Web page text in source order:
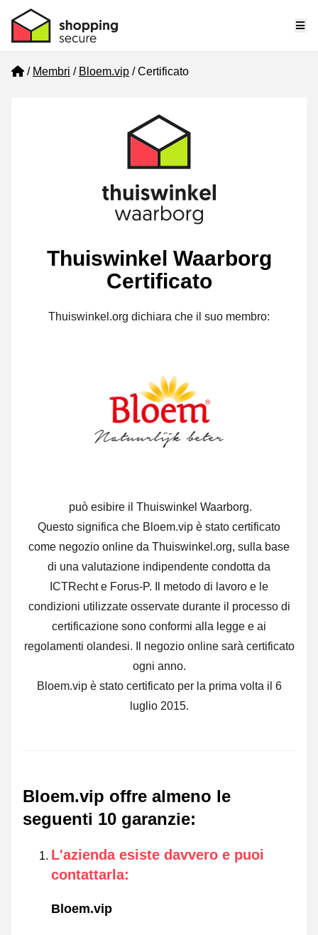
Home
Membri Bloem.vip Certificato
Thuiswinkel Waarborg
Certificato
Thuiswinkel.org dichiara che il suo membro:
può esibire il Thuiswinkel Waarborg.
Questo significa che Bloem.vip è stato certificato
come negozio online da Thuiswinkel.org, sulla base
di una valutazione indipendente condotta da
ICTRecht e Forus-P. Il metodo di lavoro e le
condizioni utilizzate osservate durante il processo di
certificazione sono conformi alla legge e ai
regolamenti olandesi. Il negozio online sarà certificato
ogni anno.
Bloem.vip è stato certificato per la prima volta il 6
luglio 2015.
Bloem.vip offre almeno le
seguenti 10 garanzie:
L'azienda esiste davvero e puoi
contattarla:
Bloem.vip